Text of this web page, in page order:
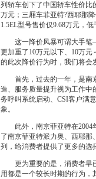
列轿车创下了中国轿车性价比
万元；三厢车菲亚特?西耶那
1.5EL型号售价仅9.68万元，低
这一降价风暴可谓大手笔
更加重了10万元以下、10万
的此次降价行为时，我们将会
首先，过去的一年，是南京
造、服务质量提升视为工作中
务呼叫系统启动、CSI客户满
象。
此外，南京菲亚特在2004
了南京菲亚特派力奥、西耶那
列，给消费者提供了更多的选
更为重要的是，消费者早已
用都是一个较长时期的行为